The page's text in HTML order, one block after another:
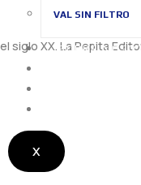
VAL SIN FILTRO
SOBRE
X
XX. La Pepita